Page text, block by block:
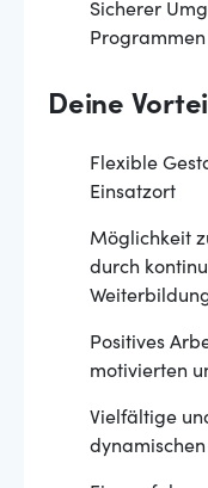
Sicherer
Deine
Flexible
Einsatzort
Möglichkeit
durch
Positives
motivierten
Vielfältige